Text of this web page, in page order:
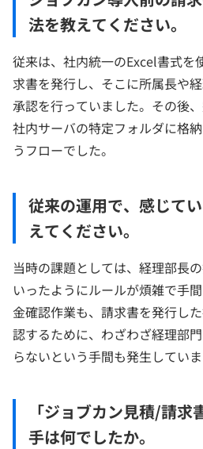
法を教えてください。
従来は、社内統一のExcel書式を
求書を発行し、そこに所属長や
承認を行っていました。その後
社内サーバの特定フォルダに格
うフローでした。
従来の運用で、感じて
えてください。
当時の課題としては、経理部長
いったようにルールが煩雑で手
金確認作業も、請求書を発行し
認するために、わざわざ経理部
らないという手間も発生していま
「ジョブカン見積/請
手は何でしたか。